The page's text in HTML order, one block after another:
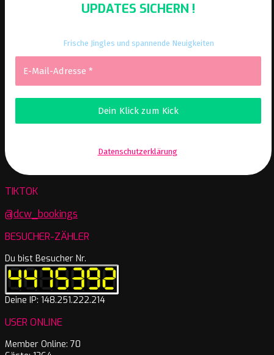
UPDATES SICHERN !
Frische Jingles und spannende Neuigkeiten
Datenschutzerklärung.
TIKTOK
@dcw_bookings
BESUCHER-ZÄHLER
Du bist Besucher Nr.
Deine IP: 148.251.222.214
USER ONLINE
Member Online: 70